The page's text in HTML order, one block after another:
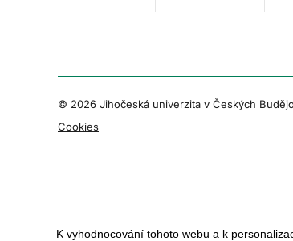
© 2026 Jihočeská univerzita v Českých
Cookies
K vyhodnocování tohoto webu a k